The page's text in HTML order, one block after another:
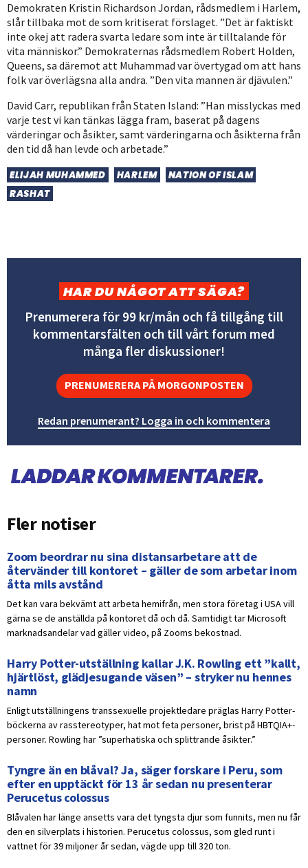
Demokraten Kristin Richardson Jordan, rådsmedlem i Harlem,
slår tillbaka mot de som kritiserat förslaget. ”Det är faktiskt
inte okej att radera svarta ledare som inte är tilltalande för
vita människor.” Demokraternas rådsmedlem Robert Holden,
Queens, sa däremot att Muhammad var övertygad om att hans
folk var överlägsna alla andra. ”Den vita mannen är djävulen.”
David Carr, republikan från Staten Island: ”Han misslyckas med
varje test vi kan tänkas lägga fram, baserat på dagens
värderingar och åsikter, samt värderingarna och åsikterna från
den tid då han levde och arbetade.”
ELIJAH MUHAMMED HARLEM
NATION OF ISLAM
RASHAT
HAR DU NÅGOT ATT SÄGA?
Prenumerera för 99 kr/mån och få tillgång till
kommentarsfälten och till vårt forum med
många fler diskussioner!
PRENUMERERA PÅ MORGONPOSTEN
Redan prenumerant? Logga in och kommentera
Fler notiser
Zoom beordrar nu sina distansarbetare att de
återvänder till kontoret – gäller de som arbetar inom
åtta mils avstånd
Det kan vara bekvämt att arbeta hemifrån, men stora företag i USA vill
gärna se de anställda på kontoret då och då. Samtidigt tar Microsoft
marknadsandelar vad gäller video, på Zooms bekostnad.
Harry Potter-utställning kallar J.K. Rowling ett ”kallt,
hjärtlöst, glädjesugande väsen” – stryker nu hennes
namn
Enligt utställningens transsexuelle projektledare präglas Harry Potter-
böckerna av rasstereotyper, hat mot feta personer, brist på HBTQIA+-
personer. Rowling har ”superhatiska och splittrande åsikter.”
Tyngre än en blåval? Ja, säger forskare i Peru, som
efter en upptäckt för 13 år sedan nu presenterar
Perucetus colossus
Blåvalen har länge ansetts vara det tyngsta djur som funnits, men nu får
den en silverplats i historien. Perucetus colossus, som gled runt i
vattnet för 39 miljoner år sedan, vägde upp till 320 ton.